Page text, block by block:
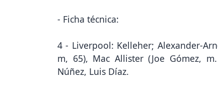
- Ficha técnica:
4 - Liverpool: Kelleher; Alexander-
m, 65), Mac Allister (Joe Gómez,
Núñez, Luis Díaz.